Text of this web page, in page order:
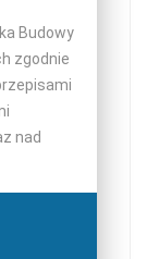
Budowy
zgodnie
nad